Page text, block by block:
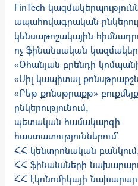
FinTech
ապահովագրական
կենսաթոշակային
ոչ ֆինանսական
«Օհանյան բրենդի
«Սիլ կապիտալ
«Բեթ քոնսթրաքթ»
ընկերությունում,
պետական համակարգի
հաստատություններում՝
ՀՀ կենտրոնական բանկում,
ՀՀ ֆինանսների
ՀՀ էկոնոմիկայի